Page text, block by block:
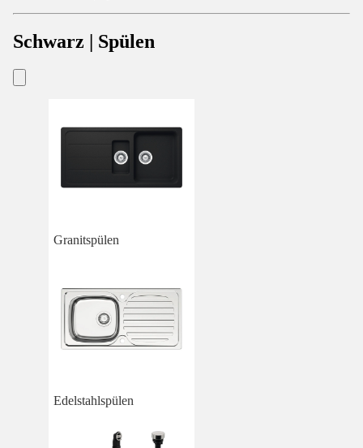
Schwarz | Spülen
Granitspülen
Edelstahlspülen